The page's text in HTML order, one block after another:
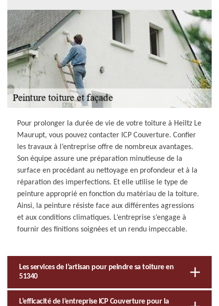
Pour prolonger la durée de vie de votre toiture à Heiltz Le
Maurupt, vous pouvez contacter ICP Couverture. Confier
les travaux à l’entreprise offre de nombreux avantages.
Son équipe assure une préparation minutieuse de la
surface en procédant au nettoyage en profondeur et à la
réparation des imperfections. Et elle utilise le type de
peinture approprié en fonction du matériau de la toiture.
Ainsi, la peinture résiste face aux différentes agressions
et aux conditions climatiques. L’entreprise s’engage à
fournir des finitions soignées et un rendu impeccable.
Les services de l’artisan pour peindre sa toiture en
51340
L’efficacité de l’entreprise ICP Couverture pour la